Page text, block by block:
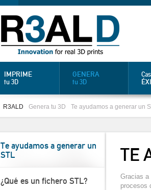
IMPRIME
tu 3D
GENERA
tu 3D
R3ALD Genera tu 3D Te ayudamos a generar un
Te ayudamos a generar un
STL
¿Qué es un fichero STL?
TE
Gracias a
procesos